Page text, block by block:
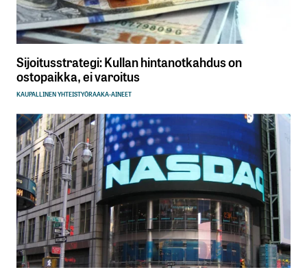
Sijoitusstrategi: Kullan hintanotkahdus on
ostopaikka, ei varoitus
KAUPALLINEN YHTEISTYÖRAAKA-AINEET